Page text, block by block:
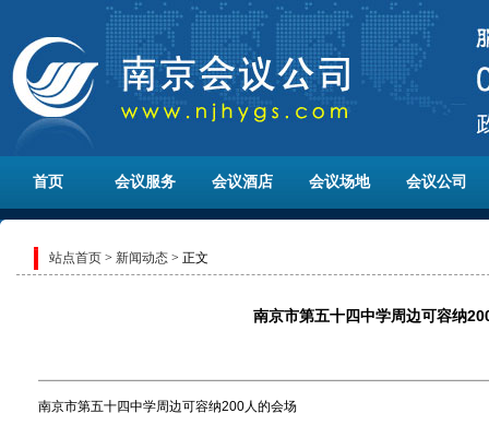
首页 会议服务 会议酒店 会议场地 会议公司
站点首页 > 新闻动态 > 正文
南京市第五十四中学周边可容纳
南京市第五十四中学周边可容纳200人的会场